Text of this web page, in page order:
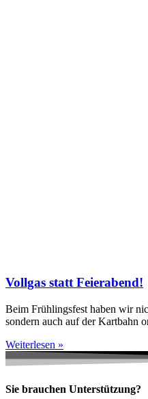
Vollgas statt Feierabend!
Beim Frühlingsfest haben wir
sondern auch auf der Kartbahn
Weiterlesen »
Sie brauchen Unterstützung?